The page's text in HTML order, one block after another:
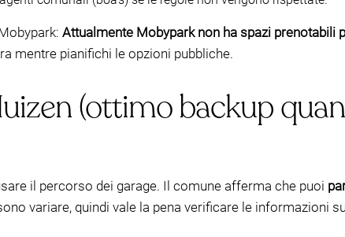
Attualmente Mobypark non ha spazi prenotabili
mentre pianifichi le opzioni pubbliche.
(ottimo backup
il percorso dei garage. Il comune afferma che puoi
variare, quindi vale la pena verificare le informazioni